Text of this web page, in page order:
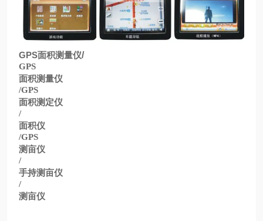
GPS面积测量仪/
GPS
面积测量仪
/GPS
面积测定仪
/
面积仪
/GPS
测亩仪
/
手持测亩仪
/
测亩仪